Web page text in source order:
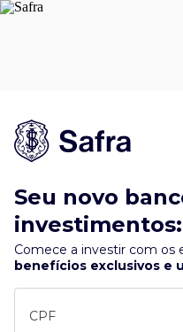
Seu novo
Comece a investir com os
benefícios exclusivos e
CPF